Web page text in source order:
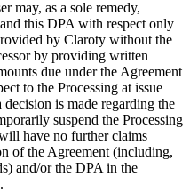
may, as a sole remedy,
this DPA with respect only
by Claroty without the
by providing written
due under the Agreement
to the Processing at issue
is made regarding the
suspend the Processing
have no further claims
of the Agreement (including,
and/or the DPA in the